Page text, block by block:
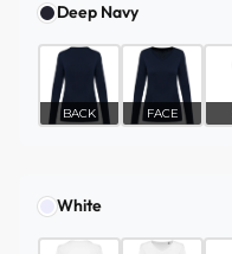
Deep Navy
BACK FACE
White